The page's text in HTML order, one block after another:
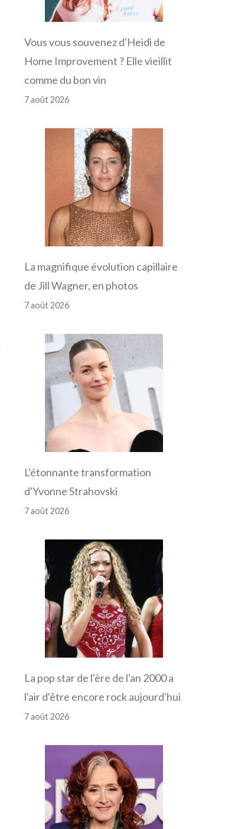
Vous vous souvenez d'Heidi de
Home Improvement ? Elle vieillit
comme du bon vin
7 août 2026
La magnifique évolution capillaire
de Jill Wagner, en photos
7 août 2026
L'étonnante transformation
d'Yvonne Strahovski
7 août 2026
La pop star de l'ère de l'an 2000 a
l'air d'être encore rock aujourd'hui
7 août 2026